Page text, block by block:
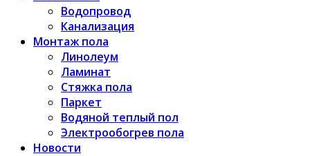
Водопровод
Канализация
Монтаж пола
Линолеум
Ламинат
Стяжка пола
Паркет
Водяной теплый пол
Электрообогрев пола
Новости